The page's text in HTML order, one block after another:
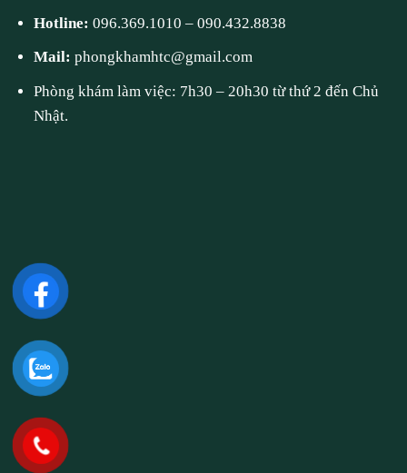
Hotline:096.369.1010 –090.432.8838
Mail:phongkhamhtc@gmail.com
Phòng khám làm việc: 7h30 – 20h30 từ thứ 2 đến Chủ
Nhật.